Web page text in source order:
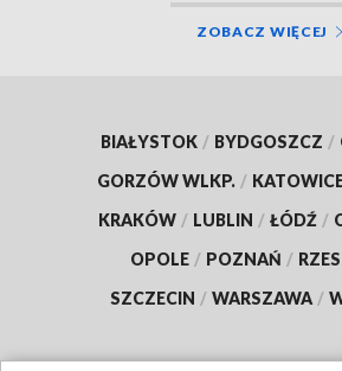
ZOBACZ WIĘCEJ
BIAŁYSTOK / BYDGOSZCZ /
GORZÓW WLKP. /
KRAKÓW / LUBLIN / ŁÓDŹ /
OPOLE / POZNAŃ /
SZCZECIN / WARSZAWA /